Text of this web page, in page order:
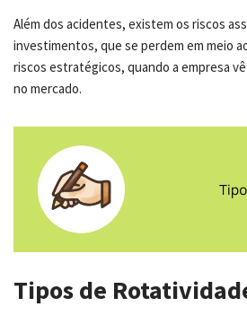
Além dos acidentes, existem os riscos
investimentos, que se perdem em meio
riscos estratégicos, quando a empresa
no mercado.
Tipos de